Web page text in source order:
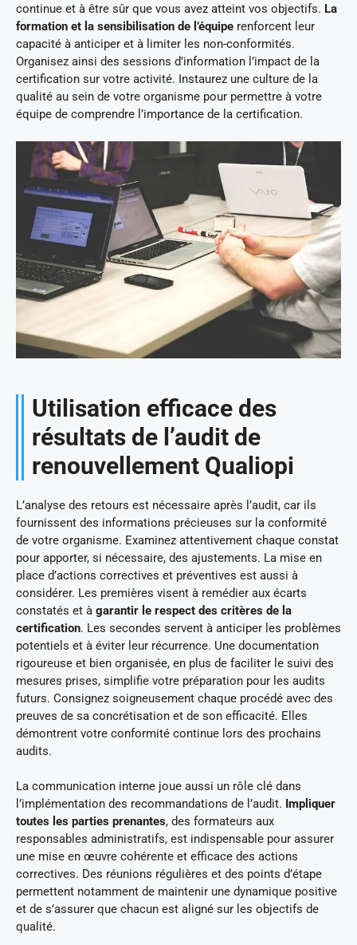
continue et à être sûr que vous avez atteint vos objectifs. La
formation et la sensibilisation de l’équipe renforcent leur
capacité à anticiper et à limiter les non-conformités.
Organisez ainsi des sessions d’information l’impact de la
certification sur votre activité. Instaurez une culture de la
qualité au sein de votre organisme pour permettre à votre
équipe de comprendre l’importance de la certification.
Utilisation efficace des
résultats de l’audit de
renouvellement Qualiopi
L’analyse des retours est nécessaire après l’audit, car ils
fournissent des informations précieuses sur la conformité
de votre organisme. Examinez attentivement chaque constat
pour apporter, si nécessaire, des ajustements. La mise en
place d’actions correctives et préventives est aussi à
considérer. Les premières visent à remédier aux écarts
constatés et à garantir le respect des critères de la
certification. Les secondes servent à anticiper les problèmes
potentiels et à éviter leur récurrence. Une documentation
rigoureuse et bien organisée, en plus de faciliter le suivi des
mesures prises, simplifie votre préparation pour les audits
futurs. Consignez soigneusement chaque procédé avec des
preuves de sa concrétisation et de son efficacité. Elles
démontrent votre conformité continue lors des prochains
audits.
La communication interne joue aussi un rôle clé dans
l’implémentation des recommandations de l’audit. Impliquer
toutes les parties prenantes, des formateurs aux
responsables administratifs, est indispensable pour assurer
une mise en œuvre cohérente et efficace des actions
correctives. Des réunions régulières et des points d’étape
permettent notamment de maintenir une dynamique positive
et de s’assurer que chacun est aligné sur les objectifs de
qualité.